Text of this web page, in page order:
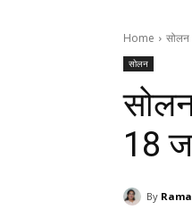
Home सोलन
सोलन
18
By